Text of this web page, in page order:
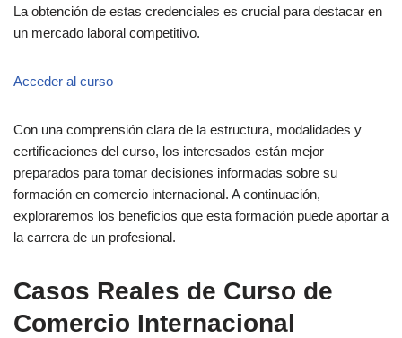
La obtención de estas credenciales es crucial para destacar en
un mercado laboral competitivo.
Acceder al curso
Con una comprensión clara de la estructura, modalidades y
certificaciones del curso, los interesados están mejor
preparados para tomar decisiones informadas sobre su
formación en comercio internacional. A continuación,
exploraremos los beneficios que esta formación puede aportar a
la carrera de un profesional.
Casos Reales de Curso de
Comercio Internacional